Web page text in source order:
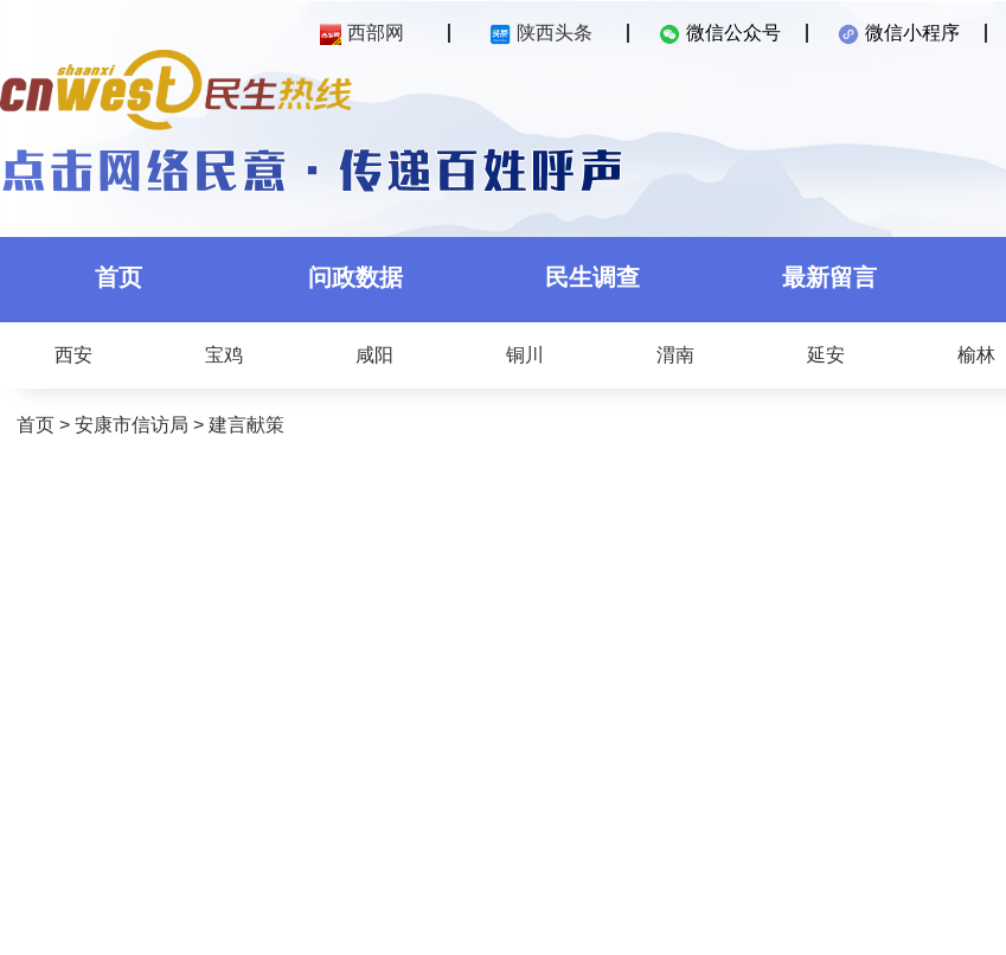
西部网 陕西头条 微信公众号 微信小程序
首页 问政数据 民生调查 最新留言
西安 宝鸡 咸阳 铜川 渭南 延安 榆林
首页 > 安康市信访局 > 建言献策